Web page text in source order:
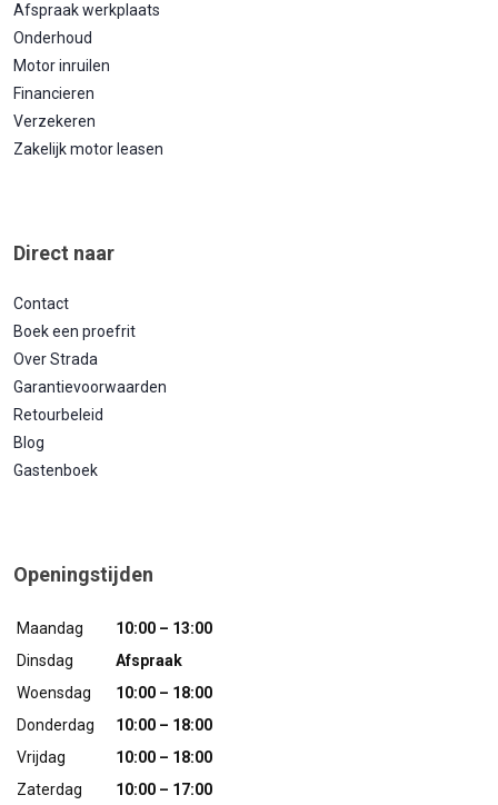
Afspraak werkplaats
Onderhoud
Motor inruilen
Financieren
Verzekeren
Zakelijk motor leasen
Direct naar
Contact
Boek een proefrit
Over Strada
Garantievoorwaarden
Retourbeleid
Blog
Gastenboek
Openingstijden
Maandag
10:00 – 13:00
Dinsdag
Afspraak
Woensdag
10:00 – 18:00
Donderdag
10:00 – 18:00
Vrijdag
10:00 – 18:00
Zaterdag
10:00 – 17:00